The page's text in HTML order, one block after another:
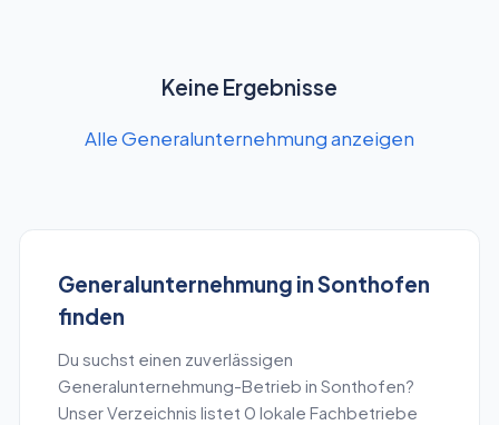
Keine Ergebnisse
Alle Generalunternehmung anzeigen
Generalunternehmung inSonthofen
finden
Du suchst einen zuverlässigen
Generalunternehmung-Betrieb in Sonthofen?
Unser Verzeichnis listet 0 lokale Fachbetriebe